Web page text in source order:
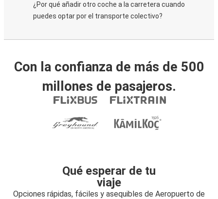
¿Por qué añadir otro coche a la carretera cuando
puedes optar por el transporte colectivo?
Con la confianza de más de 500
millones de pasajeros.
Qué esperar de tu
viaje
Opciones rápidas, fáciles y asequibles de Aeropuerto de